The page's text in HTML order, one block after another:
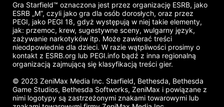
Gra Starfield™ oznaczona jest przez organizację ESRB, jako
ESRB „M”, czyli jako gra dla osób dorosłych, oraz przez
PEGI, jako PEGI 18, gdyż występują w niej takie elementy,
jak: przemoc, krew, sugestywne sceny, wulgarny język,
zażywanie narkotyków itp. Może zawierać treści
nieodpowiednie dla dzieci. W razie wątpliwości prosimy o
kontakt z ESRB.org lub PEGI.info bądź z inna regionalną
organizacją zajmującą się klasyfikacją treści gier.
© 2023 ZeniMax Media Inc. Starfield, Bethesda, Bethesda
Game Studios, Bethesda Softworks, ZeniMax i powiązane z
nimi logotypy są zastrzeżonymi znakami towarowymi lub